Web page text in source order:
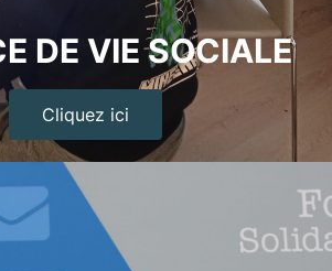
DE VIE SOCIALE
Cliquez ici